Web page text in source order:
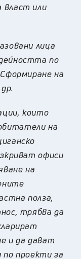
власт или
лица
по
на
които
на
офиси
на
полза,
трябва да
и да дават
проекти за